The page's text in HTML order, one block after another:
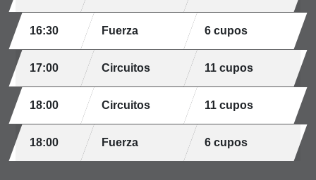
16:30 Fuerza 6 cupos
17:00 Circuitos 11 cupos
18:00 Circuitos 11 cupos
18:00 Fuerza 6 cupos